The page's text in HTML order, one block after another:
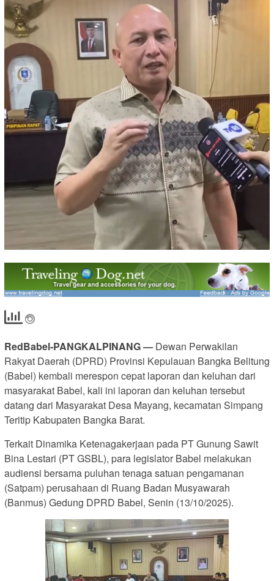
RedBabel-PANGKALPINANG — Dewan Perwakilan
Rakyat Daerah (DPRD) Provinsi Kepulauan Bangka Belitung
(Babel) kembali merespon cepat laporan dan keluhan dari
masyarakat Babel, kali ini laporan dan keluhan tersebut
datang dari Masyarakat Desa Mayang, kecamatan Simpang
Teritip Kabupaten Bangka Barat.
Terkait Dinamika Ketenagakerjaan pada PT Gunung Sawit
Bina Lestari (PT GSBL), para legislator Babel melakukan
audiensi bersama puluhan tenaga satuan pengamanan
(Satpam) perusahaan di Ruang Badan Musyawarah
(Banmus) Gedung DPRD Babel, Senin (13/10/2025).